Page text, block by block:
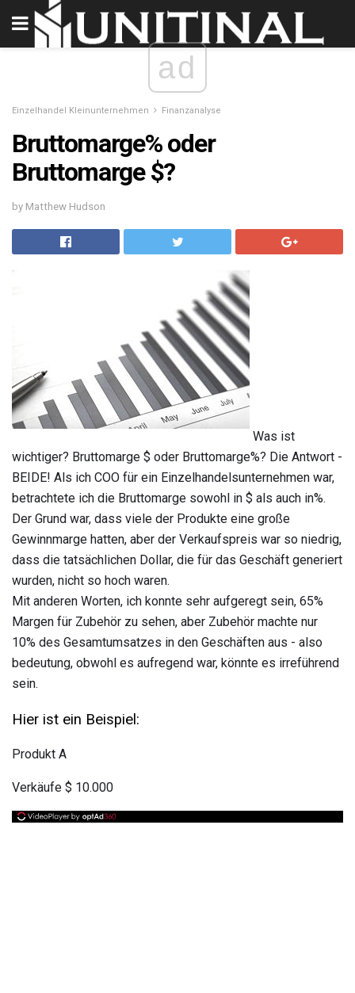
ad
Einzelhandel Kleinunternehmen Finanzanalyse
Bruttomarge% oder
Bruttomarge $?
by Matthew Hudson
Was ist
wichtiger? Bruttomarge $ oder Bruttomarge%? Die Antwort -
BEIDE! Als ich COO für ein Einzelhandelsunternehmen war,
betrachtete ich die Bruttomarge sowohl in $ als auch in%.
Der Grund war, dass viele der Produkte eine große
Gewinnmarge hatten, aber der Verkaufspreis war so niedrig,
dass die tatsächlichen Dollar, die für das Geschäft generiert
wurden, nicht so hoch waren.
Mit anderen Worten, ich konnte sehr aufgeregt sein, 65%
Margen für Zubehör zu sehen, aber Zubehör machte nur
10% des Gesamtumsatzes in den Geschäften aus - also
bedeutung, obwohl es aufregend war, könnte es irreführend
sein.
Hier ist ein Beispiel:
Produkt A
Verkäufe $ 10.000